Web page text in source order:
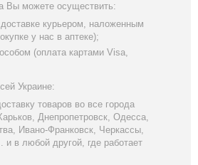
Вы можете осуществить:
курьером, наложенным
у нас в аптеке);
(оплата картами Visa,
Украине:
товаров во все города
Днепропетровск, Одесса,
Ивано-Франковск, Черкассы,
в любой другой, где работает